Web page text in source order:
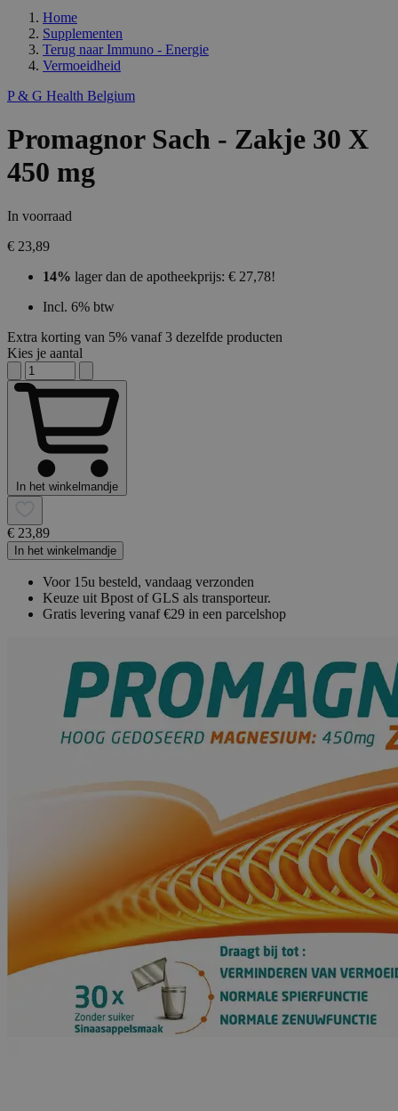
Home
Supplementen
Terug naar Immuno - Energie
Vermoeidheid
P & G Health Belgium
Promagnor Sach - Zakje 30 X
450 mg
In voorraad
€ 23,89
14% lager dan de apotheekprijs: € 27,78!
Incl. 6% btw
Extra korting van 5% vanaf 3 dezelfde producten
Kies je aantal
In het winkelmandje
€ 23,89
In het winkelmandje
Voor 15u besteld, vandaag verzonden
Keuze uit Bpost of GLS als transporteur.
Gratis levering vanaf €29 in een parcelshop